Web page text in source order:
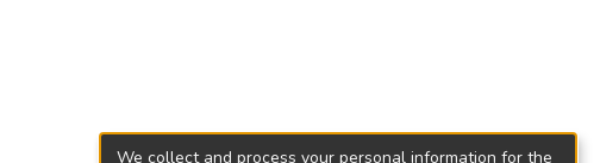
We collect and process your personal information for the